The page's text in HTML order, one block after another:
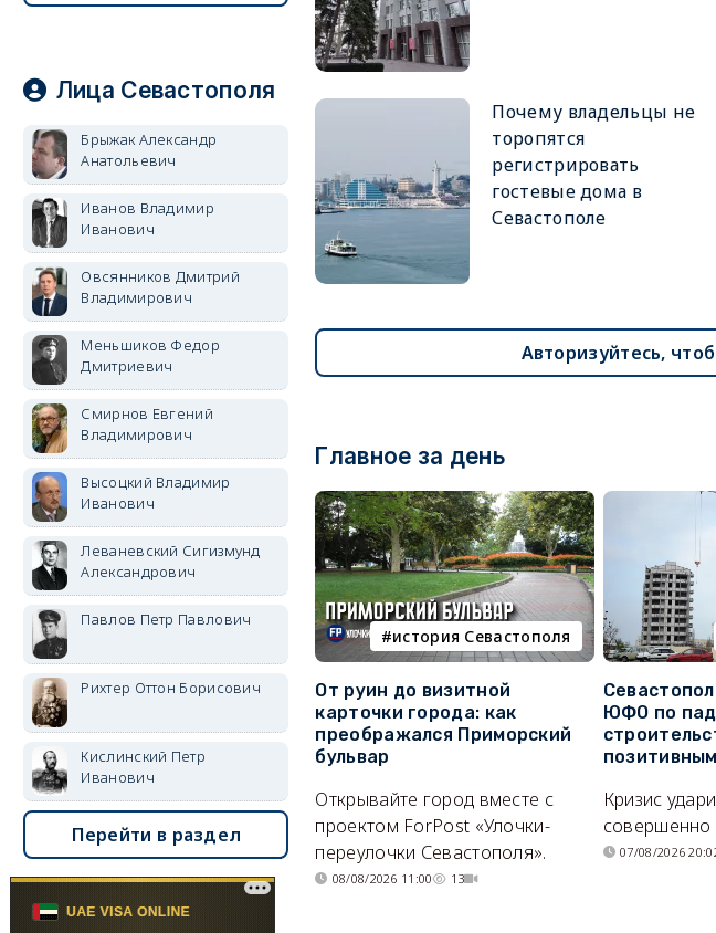
Почему владельцы не
торопятся
регистрировать
гостевые дома в
Севастополе
Авторизуйтесь,
Главное за день
история Севастополя
От руин до визитной
карточки города: как
преображался Приморский
бульвар
Открывайте город вместе с
проектом ForPost «Улочки-
переулочки Севастополя».
08/08/2026 11:00 13
ЮФО по
Кризис
совершенно
07/08/2026
Лица Севастополя
Брыжак Александр
Анатольевич
Иванов Владимир
Иванович
Овсянников Дмитрий
Владимирович
Меньшиков Федор
Дмитриевич
Смирнов Евгений
Владимирович
Высоцкий Владимир
Иванович
Леваневский Сигизмунд
Александрович
Павлов Петр Павлович
Рихтер Оттон Борисович
Кислинский Петр
Иванович
Перейти в раздел